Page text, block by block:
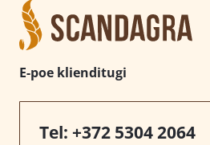
E-poe klienditugi
Tel: +372 5304 2064